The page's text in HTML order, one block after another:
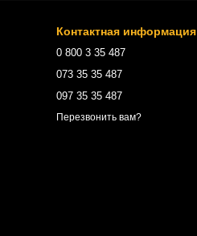
Контактная информация
0 800 3 35 487
073 35 35 487
097 35 35 487
Перезвонить вам?